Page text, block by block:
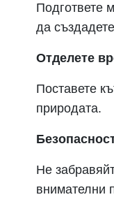
Подгответе
да
Отделете
Поставете
природата.
Не
внимателни